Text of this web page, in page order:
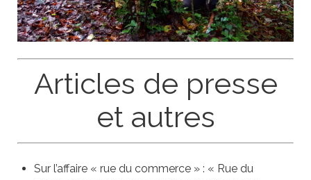
Articles de presse
et autres
Sur l’affaire « rue du commerce » : « Rue du